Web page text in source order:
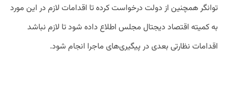
توانگر همچنین از دولت درخواست کرده تا اقدامات لازم در این مورد
به کمیته اقتصاد دیجتال مجلس اطلاع داده شود تا لازم نباشد
اقدامات نظارتی بعدی در پیگیری‌های ماجرا انجام شود.